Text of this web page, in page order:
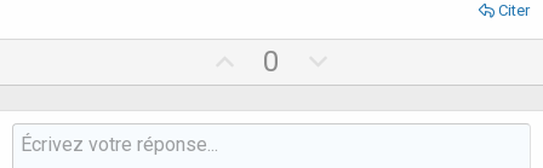
Citer
p
v
0
o
w